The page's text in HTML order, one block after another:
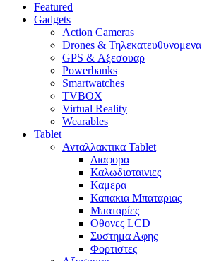
Featured
Gadgets
Action Cameras
Drones & Τηλεκατευθυνομενα
GPS & Αξεσουαρ
Powerbanks
Smartwatches
TVBOX
Virtual Reality
Wearables
Tablet
Ανταλλακτικα Tablet
Διαφορα
Καλωδιοταινιες
Καμερα
Καπακια Μπαταριας
Μπαταρίες
Οθονες LCD
Συστημα Αφης
Φορτιστες